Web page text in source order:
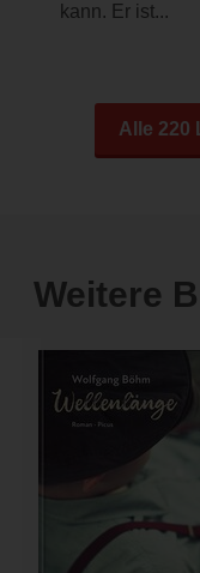
kann. Er ist...
Alle 220
Weitere